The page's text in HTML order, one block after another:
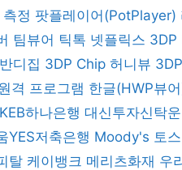
정 팟플레이어(PotPlayer)
팀뷰어 틱톡 넷플릭스 3DP
반디집 3DP Chip 허니뷰
격 프로그램 한글(HWP뷰
KEB하나은행 대신투자신탁
YES저축은행 Moody's 토
탈 케이뱅크 메리츠화재 우